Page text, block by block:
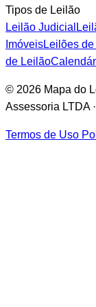
Tipos de Leilão
Leilão Judicial
ImóveisLeilões
de Leilão
© 2026 Mapa do
Assessoria LTDA
Termos de Uso